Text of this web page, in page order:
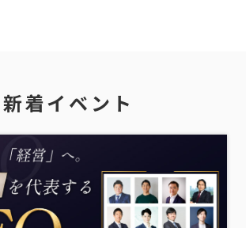
新着イベント